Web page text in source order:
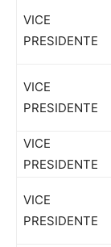
VICE
PRESIDENTE
VICE
PRESIDENTE
VICE
PRESIDENTE
VICE
PRESIDENTE